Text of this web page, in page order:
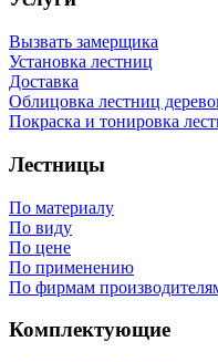
Вызвать замерщика
Установка лестниц
Доставка
Облицовка лестниц
Покраска и тонировка
Лестницы
По материалу
По виду
По цене
По применению
По фирмам
Комплектующие